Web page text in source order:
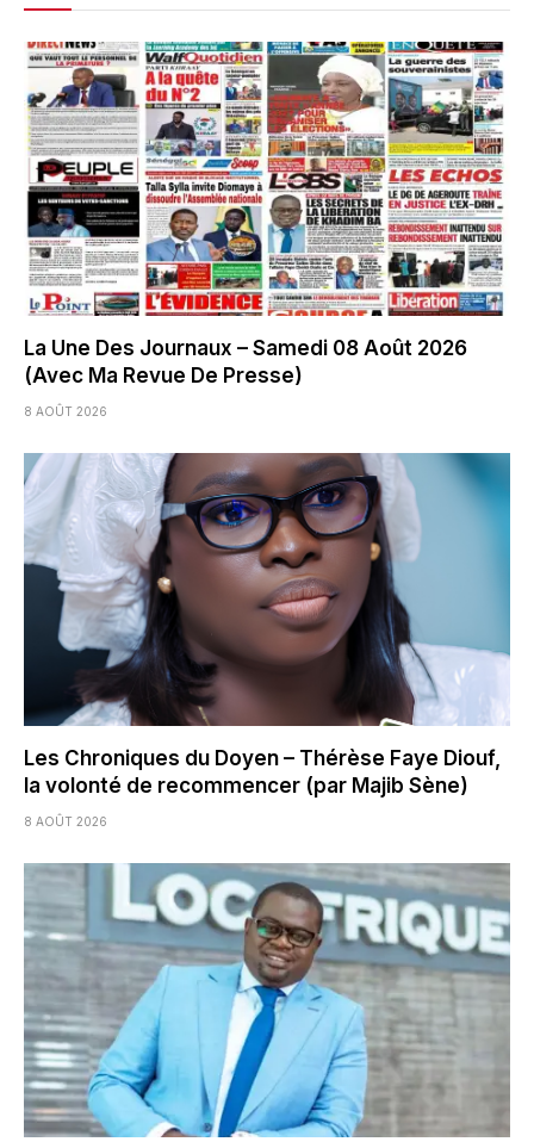
La Une Des Journaux – Samedi 08 Août 2026
(Avec Ma Revue De Presse)
8 AOÛT 2026
Les Chroniques du Doyen – Thérèse Faye Diouf,
la volonté de recommencer (par Majib Sène)
8 AOÛT 2026